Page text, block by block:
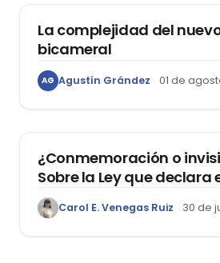
La complejidad del
bicameral
AG Agustín Grández 01 de
¿Conmemoración o
Sobre la Ley que declara
como el “Mes de la Vida y
Carol E. Venegas Ruiz 30 de